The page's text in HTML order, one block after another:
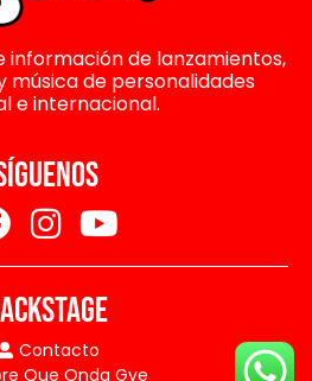
información de lanzamientos,
de personalidades
e internacional.
Contacto
Que Onda Gye